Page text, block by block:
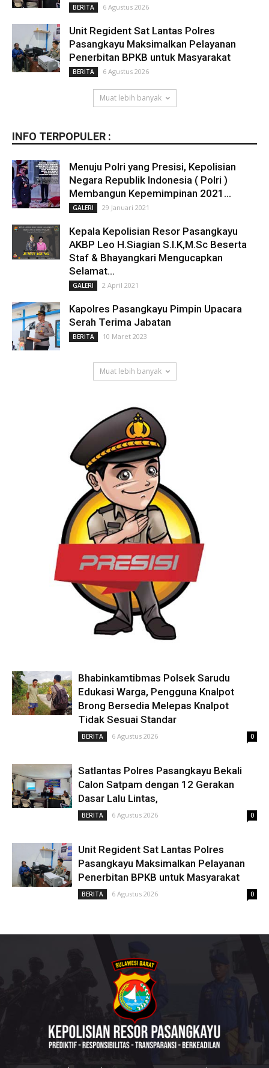
BERITA 6 Agustus 2026
Unit Regident Sat Lantas Polres
Pasangkayu Maksimalkan Pelayanan
Penerbitan BPKB untuk Masyarakat
BERITA 6 Agustus 2026
Muat lebih banyak
INFO TERPOPULER :
Menuju Polri yang Presisi, Kepolisian
Negara Republik Indonesia ( Polri )
Membangun Kepemimpinan 2021...
GALERI 29 Januari 2021
Kepala Kepolisian Resor Pasangkayu
AKBP Leo H.Siagian S.I.K,M.Sc Beserta
Staf & Bhayangkari Mengucapkan
Selamat...
GALERI 2 April 2021
Kapolres Pasangkayu Pimpin Upacara
Serah Terima Jabatan
BERITA 10 Maret 2023
Muat lebih banyak
Bhabinkamtibmas Polsek Sarudu
Edukasi Warga, Pengguna Knalpot
Brong Bersedia Melepas Knalpot
Tidak Sesuai Standar
BERITA 6 Agustus 2026 0
Satlantas Polres Pasangkayu Bekali
Calon Satpam dengan 12 Gerakan
Dasar Lalu Lintas,
BERITA 6 Agustus 2026 0
Unit Regident Sat Lantas Polres
Pasangkayu Maksimalkan Pelayanan
Penerbitan BPKB untuk Masyarakat
BERITA 6 Agustus 2026 0